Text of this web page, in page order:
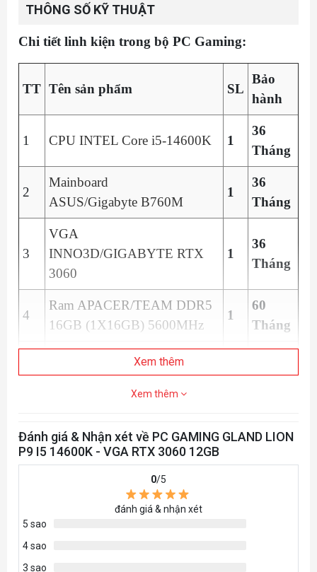
THÔNG SỐ KỸ THUẬT
Chi tiết linh kiện trong bộ PC Gaming:
TT Tên sản phẩm SL
Bảo
hành
1 CPU INTEL Core i5-14600K 1
36
Tháng
2
Mainboard
ASUS/Gigabyte B760M
1
36
Tháng
3
VGA
INNO3D/GIGABYTE RTX
3060
1
36
Tháng
4
Ram APACER/TEAM DDR5
16GB (1X16GB) 5600MHz
1
60
Tháng
Kingmax/TeamGroup 512GB
Tháng
7 Vỏ Case VSP X7 1
Xem thêm
Xem thêm
Đánh giá & Nhận xét về PC GAMING GLAND LION
P9 I5 14600K - VGA RTX 3060 12GB
0/5
đánh giá & nhận xét
5 sao
4 sao
3 sao